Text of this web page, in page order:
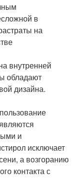
в
на
внутренней
обладают
дизайна.
и
исключает
а возгоранию
контакта с